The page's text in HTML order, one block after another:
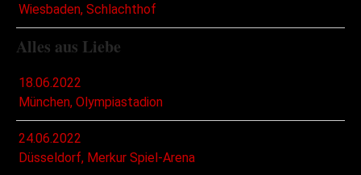
Wiesbaden, Schlachthof
Alles aus Liebe
18.06.2022
München, Olympiastadion
24.06.2022
Düsseldorf, Merkur Spiel-Arena